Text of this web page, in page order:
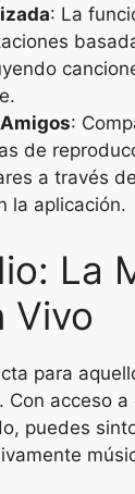
: La
:
de
a través
la aplicación.
La
Vivo
para
acceso
puedes